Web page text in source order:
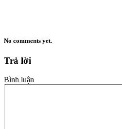
No comments yet.
Trả lời
Bình luận